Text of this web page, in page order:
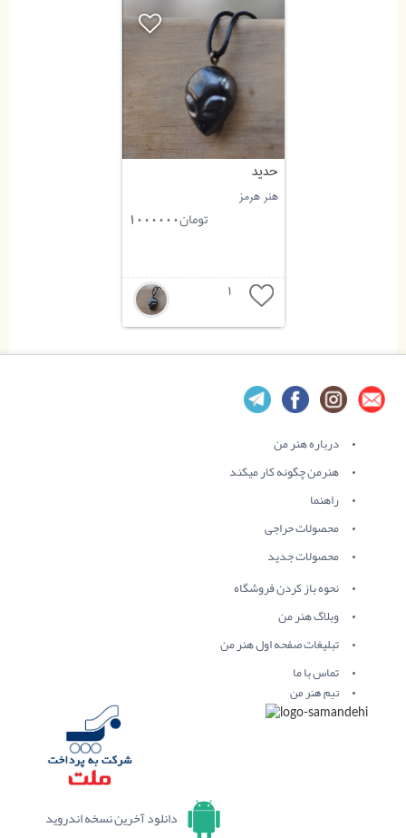
حدید
هنر هرمز
تومان1000000
1
درباره هنر من
هنرمن چگونه کار میکند
راهنما
محصولات حراجی
محصولات جدید
نحوه باز کردن فروشگاه
وبلاگ هنر من
تبلیغات صفحه اول هنر من
تماس با ما
تیم هنر من
دانلود آخرین نسخه اندروید